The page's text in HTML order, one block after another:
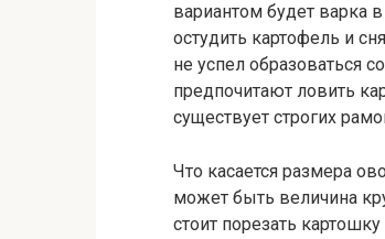
вариантом будет варка
остудить картофель и
не успел образоваться
предпочитают ловить
существует строгих
Что касается размера
может быть величина
стоит порезать